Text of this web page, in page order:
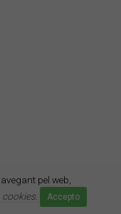
pel web,
cookies. Accepto